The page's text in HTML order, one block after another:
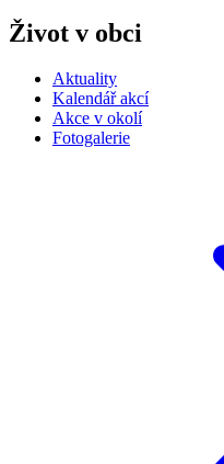
Život v obci
Aktuality
Kalendář akcí
Akce v okolí
Fotogalerie